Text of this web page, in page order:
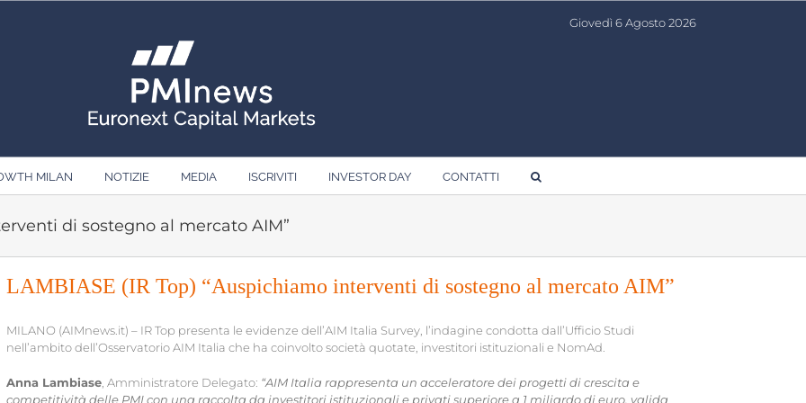
Giovedì 6 Agosto 2026
MILAN NOTIZIE MEDIA ISCRIVITI INVESTOR DAY CONTATTI
di sostegno al mercato AIM”
LAMBIASE (IR Top) “Auspichiamo interventi di sostegno al mercato AIM”
MILANO (AIMnews.it) – IR Top presenta le evidenze dell’AIM Italia Survey, l’indagine condotta dall’Ufficio Studi
nell’ambito dell’Osservatorio AIM Italia che ha coinvolto società quotate, investitori istituzionali e NomAd.
Anna Lambiase, Amministratore Delegato: “AIM Italia rappresenta un acceleratore dei progetti di crescita e
competitività delle PMI con una raccolta da investitori istituzionali e privati superiore a 1 miliardo di euro, valida